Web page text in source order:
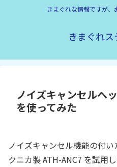
きまぐれな情報ですが
きまぐれ
ノイズキャンセルヘ
を使ってみた
ノイズキャンセル機能の付
クニカ製 ATH-ANC7 を試用